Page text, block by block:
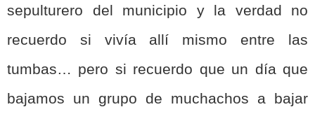
sepulturero del municipio y la verdad no
recuerdo si vivía allí mismo entre las
tumbas… pero si recuerdo que un día que
bajamos un grupo de muchachos a bajar